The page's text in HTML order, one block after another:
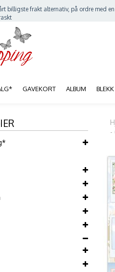
billigste frakt alternativ, på ordre med
GAVEKORT ALBUM
-